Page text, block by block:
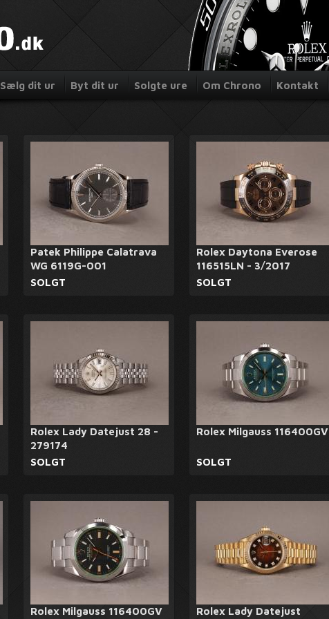
Sælg dit ur Byt dit ur Solgte ure Om Chrono Kontakt
Patek Philippe Calatrava
WG 6119G-001
SOLGT
Rolex Daytona Everose
116515LN - 3/2017
SOLGT
Rolex Lady Datejust 28 -
279174
SOLGT
Rolex Milgauss 116400GV
SOLGT
Rolex Milgauss 116400GV Rolex Lady Datejust